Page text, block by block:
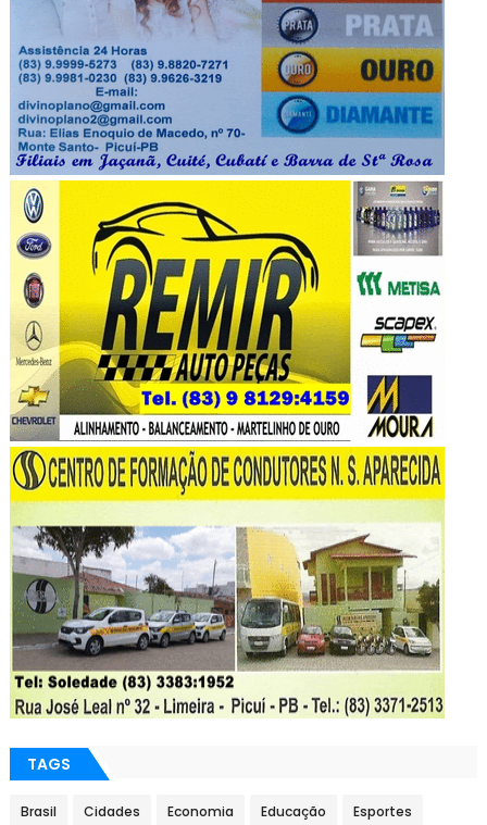
TAGS
Brasil Cidades Economia Educação Esportes